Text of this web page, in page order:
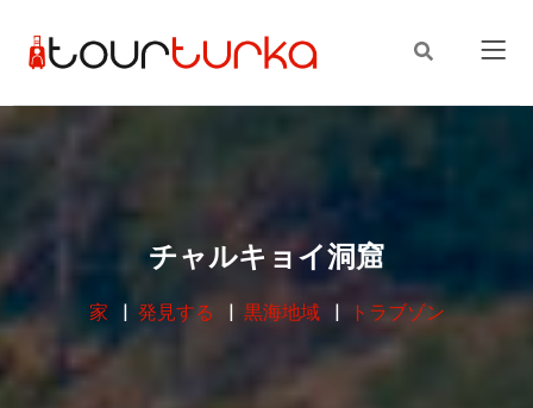
チャルキョイ洞窟
家 発見する 黒海地域 トラブゾン